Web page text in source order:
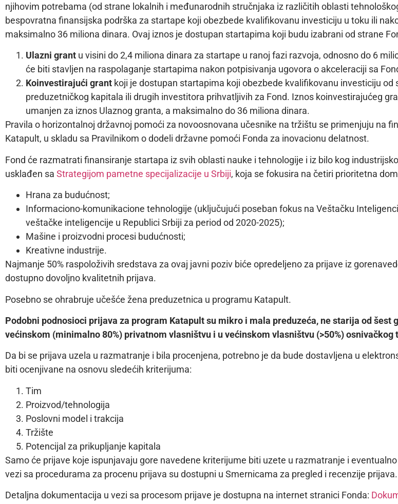
njihovim potrebama (od strane lokalnih i međunarodnih stručnjaka iz različitih oblasti
bespovratna finansijska podrška za startape koji obezbede kvalifikovanu investiciju u toku ili
maksimalno 36 miliona dinara. Ovaj iznos je dostupan startapima koji budu izabrani od strane
Ulazni grant u visini do 2,4 miliona dinara za startape u ranoj fazi razvoja, odnosno do 6
će biti stavljen na raspolaganje startapima nakon potpisivanja ugovora o akceleraciji sa
Koinvestirajući grant koji je dostupan startapima koji obezbede kvalifikovanu investiciju
preduzetničkog kapitala ili drugih investitora prihvatljivih za Fond. Iznos koinvestirajućeg
umanjen za iznos Ulaznog granta, a maksimalno do 36 miliona dinara.
Pravila o horizontalnoj državnoj pomoći za novoosnovana učesnike na tržištu se primenjuju na
Katapult, u skladu sa Pravilnikom o dodeli državne pomoći Fonda za inovacionu delatnost.
Fond će razmatrati finansiranje startapa iz svih oblasti nauke i tehnologije i iz bilo kog
usklađen sa Strategijom pametne specijalizacije u Srbiji, koja se fokusira na četiri prioritetna
Hrana za budućnost;
Informaciono-komunikacione tehnologije (uključujući poseban fokus na Veštačku
veštačke inteligencije u Republici Srbiji za period od 2020-2025);
Mašine i proizvodni procesi budućnosti;
Kreativne industrije.
Najmanje 50% raspoloživih sredstava za ovaj javni poziv biće opredeljeno za prijave iz
dostupno dovoljno kvalitetnih prijava.
Posebno se ohrabruje učešće žena preduzetnica u programu Katapult.
Podobni podnosioci prijava za program Katapult su mikro i mala preduzeća, ne starija od šest
većinskom (minimalno 80%) privatnom vlasništvu i u većinskom vlasništvu (>50%)
Da bi se prijava uzela u razmatranje i bila procenjena, potrebno je da bude dostavljena u
biti ocenjivane na osnovu sledećih kriterijuma:
Tim
Proizvod/tehnologija
Poslovni model i trakcija
Tržište
Potencijal za prikupljanje kapitala
Samo će prijave koje ispunjavaju gore navedene kriterijume biti uzete u razmatranje i
vezi sa procedurama za procenu prijava su dostupni u Smernicama za pregled i recenzije prijava.
Detaljna dokumentacija u vezi sa procesom prijave je dostupna na internet stranici Fonda: